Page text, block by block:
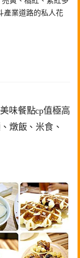
產業道路的私人花
味餐點cp值極高
燉飯、米食、